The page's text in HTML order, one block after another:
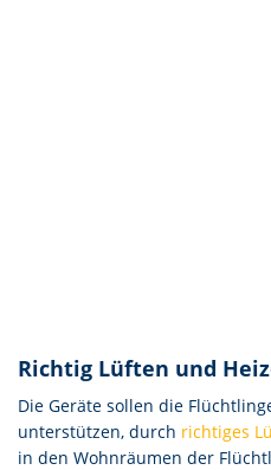
Richtig Lüften und
Die Geräte sollen die
unterstützen, durch richtiges
in den Wohnräumen der